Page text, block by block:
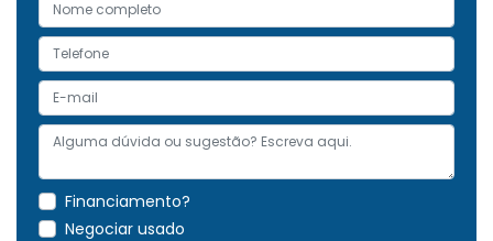
Financiamento?
Negociar usado